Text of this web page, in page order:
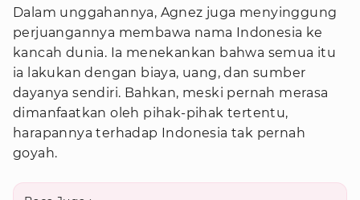
Dalam unggahannya, Agnez juga menyinggung
perjuangannya membawa nama Indonesia ke
kancah dunia. Ia menekankan bahwa semua itu
ia lakukan dengan biaya, uang, dan sumber
dayanya sendiri. Bahkan, meski pernah merasa
dimanfaatkan oleh pihak-pihak tertentu,
harapannya terhadap Indonesia tak pernah
goyah.